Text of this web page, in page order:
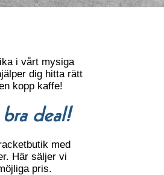
i vårt mysiga
dig hitta rätt
kopp kaffe!
deal!
med
Här säljer vi
pris.